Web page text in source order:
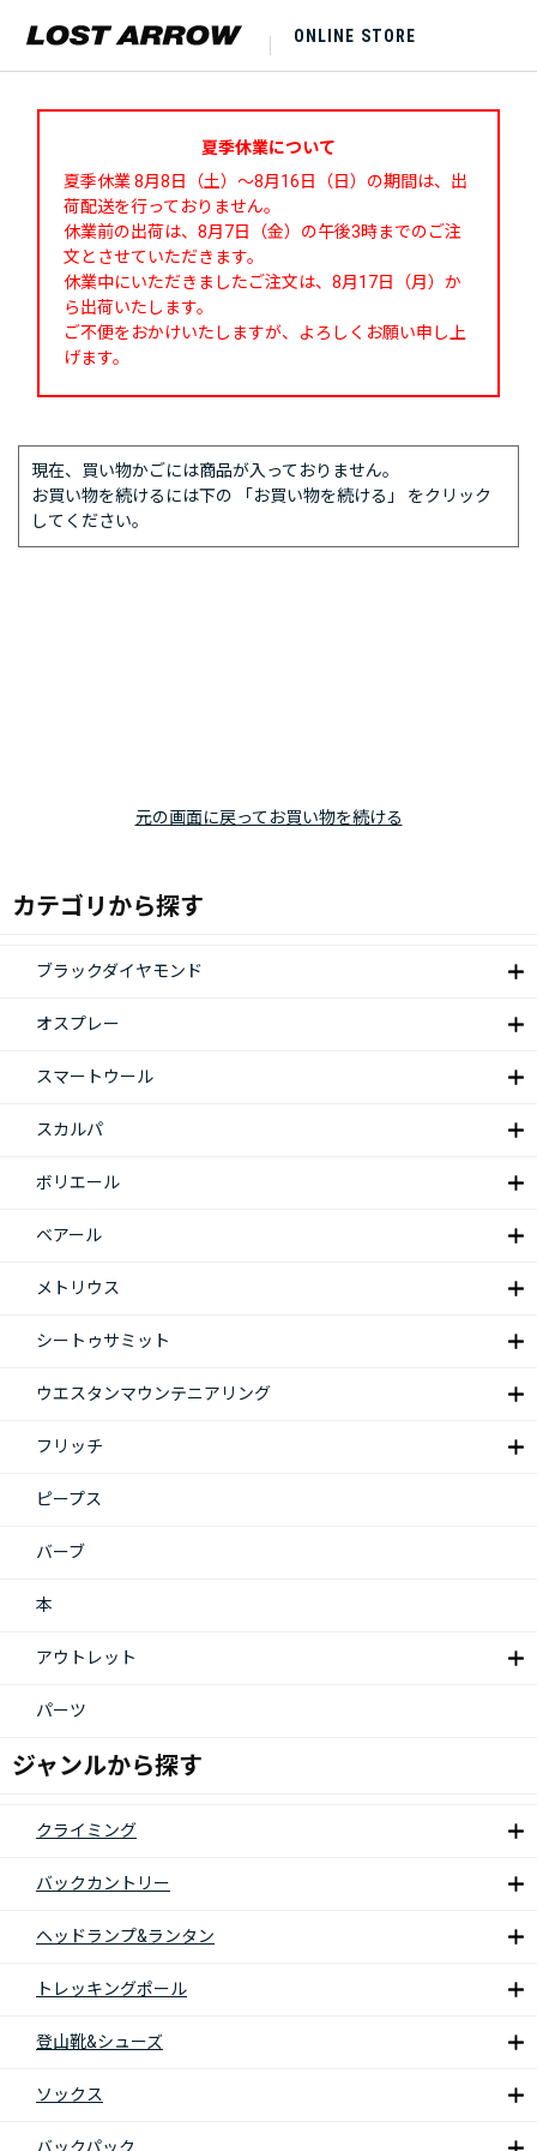
ONLINE STORE
夏季休業について
夏季休業 8月8日（土）～8月16日（日）の期間は、出
荷配送を行っておりません。
休業前の出荷は、8月7日（金）の午後3時までのご注
文とさせていただきます。
休業中にいただきましたご注文は、8月17日（月）か
ら出荷いたします。
ご不便をおかけいたしますが、よろしくお願い申し上
げます。
現在、買い物かごには商品が入っておりません。
お買い物を続けるには下の 「お買い物を続ける」 をクリック
してください。
元の画面に戻ってお買い物を続ける
カテゴリから探す
ブラックダイヤモンド
オスプレー
スマートウール
スカルパ
ボリエール
ベアール
メトリウス
シートゥサミット
ウエスタンマウンテニアリング
フリッチ
ピープス
バーブ
本
アウトレット
パーツ
ジャンルから探す
クライミング
バックカントリー
ヘッドランプ&ランタン
トレッキングポール
登山靴&シューズ
ソックス